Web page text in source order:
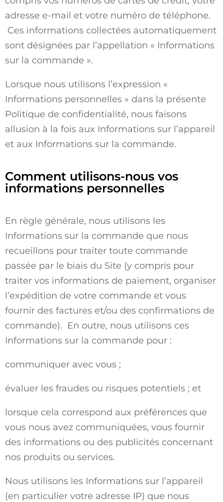
adresse e-mail et votre numéro de téléphone.
Ces informations collectées automatiquement
sont désignées par l’appellation « Informations
sur la commande ».
Lorsque nous utilisons l’expression «
Informations personnelles » dans la présente
Politique de confidentialité, nous faisons
allusion à la fois aux Informations sur l’appareil
et aux Informations sur la commande.
Comment utilisons-nous vos
informations personnelles
En règle générale, nous utilisons les
Informations sur la commande que nous
recueillons pour traiter toute commande
passée par le biais du Site (y compris pour
traiter vos informations de paiement, organiser
l’expédition de votre commande et vous
fournir des factures et/ou des confirmations de
commande). En outre, nous utilisons ces
Informations sur la commande pour :
communiquer avec vous ;
évaluer les fraudes ou risques potentiels ; et
lorsque cela correspond aux préférences que
vous nous avez communiquées, vous fournir
des informations ou des publicités concernant
nos produits ou services.
Nous utilisons les Informations sur l’appareil
(en particulier votre adresse IP) que nous